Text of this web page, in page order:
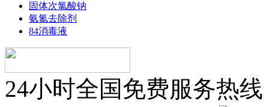
固体次氯酸钠
氨氮去除剂
84消毒液
24小时全国免费服务热线